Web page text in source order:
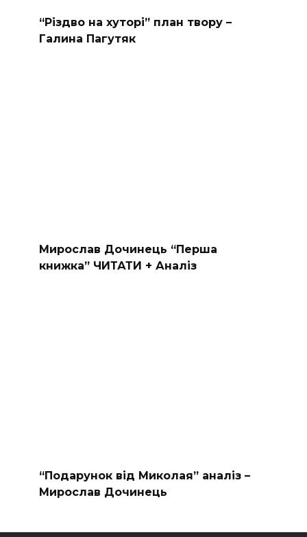
“Різдво на хуторі” план твору –
Галина Пагутяк
Мирослав Дочинець “Перша
книжка” ЧИТАТИ + Аналіз
“Подарунок від Миколая” аналіз –
Мирослав Дочинець